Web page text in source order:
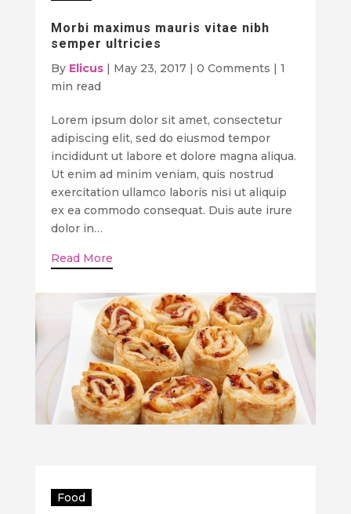
Morbi maximus mauris vitae nibh
semper ultricies
By Elicus| May 23, 2017| 0 Comments | 1
min read
Lorem ipsum dolor sit amet, consectetur
adipiscing elit, sed do eiusmod tempor
incididunt ut labore et dolore magna aliqua.
Ut enim ad minim veniam, quis nostrud
exercitation ullamco laboris nisi ut aliquip
ex ea commodo consequat. Duis aute irure
dolor in…
Read More
Food